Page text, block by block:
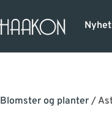
Blomster og planter /